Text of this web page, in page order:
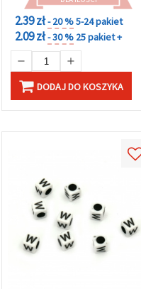
2.39 zł- 20 %5-24 pakiet
2.09 zł- 30 % 25 pakiet +
DODAJ DO KOSZYKA